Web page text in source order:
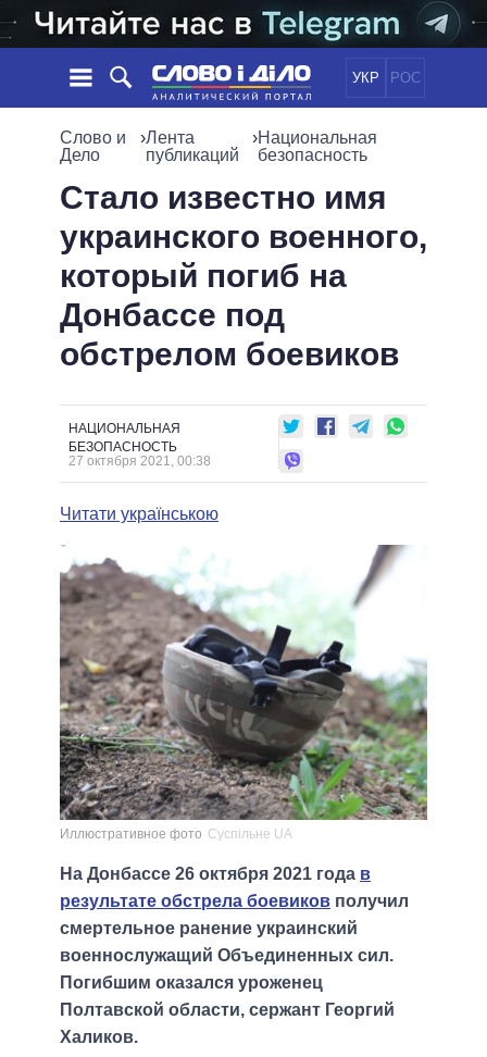
УКР РОС
НОВОСТИ
ЛЕНТА
СТАТЬИ
МНЕНИЯ
ОБЗОРЫ
ДАЙДЖЕСТЫ
ОБЩЕСТВО
МИР
ПОЛИТИКИ
ВСЕ ПОЛИТИКИ
ПРЕЗИДЕНТ И ОФИС
ВЕРХОВНАЯ РАДА
КАБИНЕТ МИНИСТРОВ
ГЛАВЫ ОБЛАДМИНИСТРАЦИЙ
МЭРЫ
ВСЕ ПЕРСОНЫ
ИНФОГРАФИКА
ВИДЕО
СРАВНЕНИЕ ПОЛИТИКОВ
Слово и
Дело
›Лента
публикаций
›Национальная
безопасность
Стало известно имя
украинского военного,
который погиб на
Донбассе под
обстрелом боевиков
НАЦИОНАЛЬНАЯ
БЕЗОПАСНОСТЬ
27 октября 2021, 00:38
Читати українською
Иллюстративное фото Суспільне UA
На Донбассе 26 октября 2021 года в
результате обстрела боевиков получил
смертельное ранение украинский
военнослужащий Объединенных сил.
Погибшим оказался уроженец
Полтавской области, сержант Георгий
Халиков.